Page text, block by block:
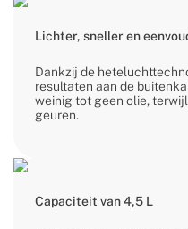
Lichter, sneller en
Dankzij de
resultaten aan de
weinig tot geen olie,
geuren.
Capaciteit van 4,5 L